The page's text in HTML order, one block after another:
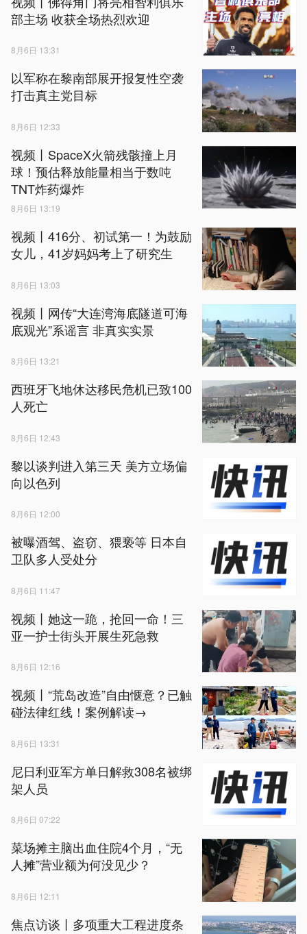
部主场 收获全场热烈欢迎
8月6日 13:31
以军称在黎南部展开报复性空袭
打击真主党目标
8月6日 12:33
视频丨SpaceX火箭残骸撞上月
球！预估释放能量相当于数吨
TNT炸药爆炸
8月6日 13:19
视频丨416分、初试第一！为鼓励
女儿，41岁妈妈考上了研究生
8月6日 13:03
视频丨网传“大连湾海底隧道可海
底观光”系谣言 非真实实景
8月6日 13:21
西班牙飞地休达移民危机已致100
人死亡
8月6日 12:43
黎以谈判进入第三天 美方立场偏
向以色列
8月6日 12:00
被曝酒驾、盗窃、猥亵等 日本自
卫队多人受处分
8月6日 11:47
视频丨她这一跪，抢回一命！三
亚一护士街头开展生死急救
8月6日 12:16
视频丨“荒岛改造”自由惬意？已触
碰法律红线！案例解读→
8月6日 13:31
尼日利亚军方单日解救308名被绑
架人员
8月6日 07:22
菜场摊主脑出血住院4个月，“无
人摊”营业额为何没见少？
8月6日 12:11
焦点访谈丨多项重大工程进度条